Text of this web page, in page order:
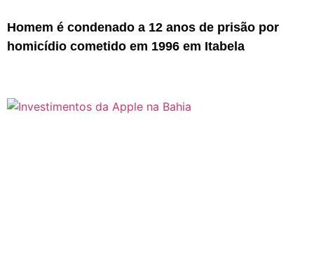
Homem é condenado a 12 anos de prisão por
homicídio cometido em 1996 em Itabela